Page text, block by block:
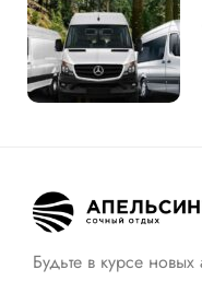
Будьте в курсе